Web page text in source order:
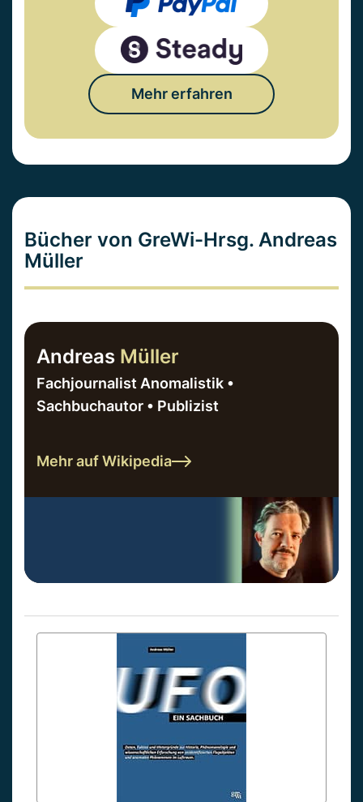
Mehr erfahren
Bücher von GreWi-Hrsg. Andreas
Müller
Andreas Müller
Fachjournalist Anomalistik •
Sachbuchautor • Publizist
Mehr auf Wikipedia